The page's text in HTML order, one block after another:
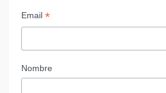
Email *
Nombre